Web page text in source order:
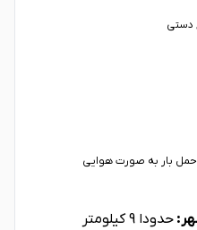
دستی
حمل بار به صورت هوایی
حدودا 9 کیلومتر